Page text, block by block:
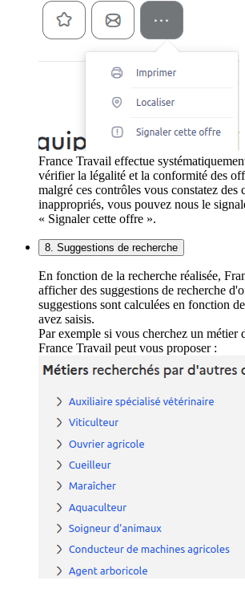
France Travail effectue
vérifier la légalité et la conformité des
malgré ces contrôles vous constatez des
inappropriés, vous pouvez nous le
« Signaler cette offre ».
8. Suggestions de recherche
En fonction de la recherche réalisée,
afficher des suggestions de recherche
suggestions sont calculées en fonction
avez saisis.
Par exemple si vous cherchez un métier
France Travail peut vous proposer :